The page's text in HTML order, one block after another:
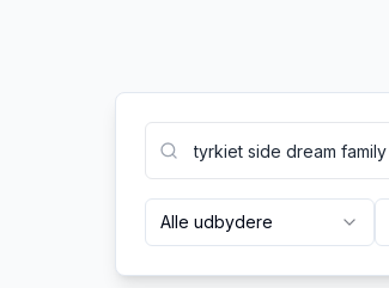
Alle udbydere